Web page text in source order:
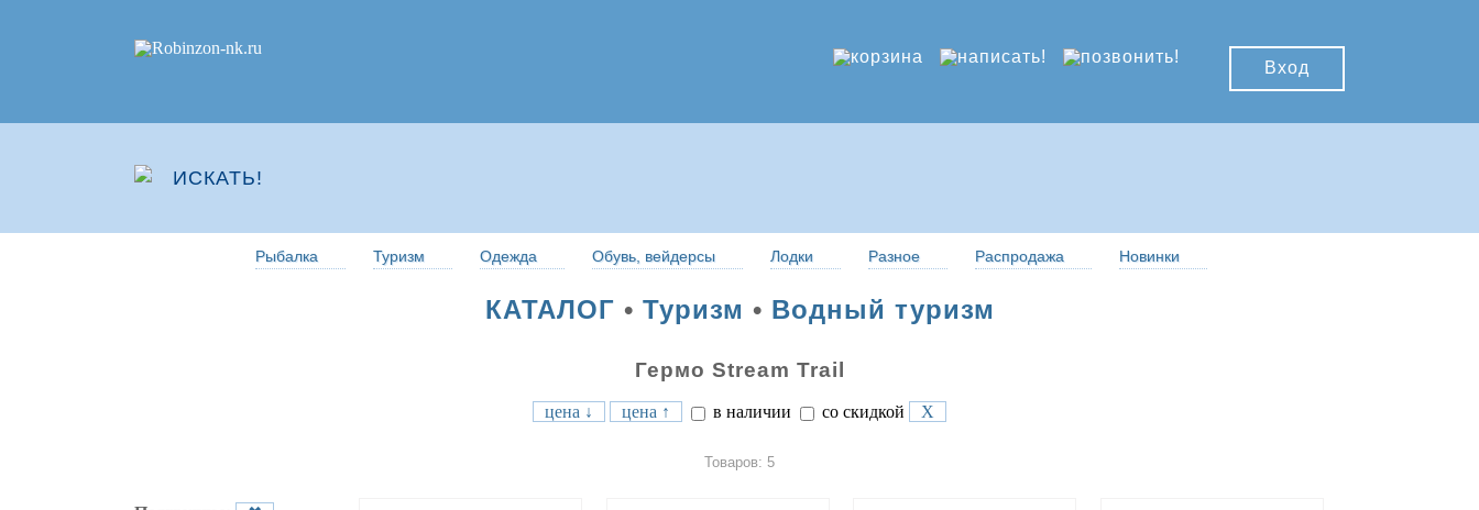
Вход
Рыбалка Туризм Одежда Обувь, вейдерсы Лодки Разное Распродажа Новинки
КАТАЛОГ • Туризм • Водный туризм
Гермо Stream Trail
цена ↓ цена ↑ в наличии со скидкой X
Товаров: 5